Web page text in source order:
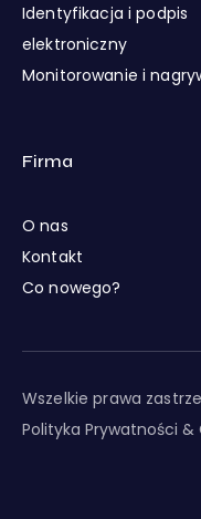
Identyfikacja i podpis
elektroniczny
Monitorowanie i
Firma
O nas
Kontakt
Co nowego?
Wszelkie prawa
Polityka Prywatności &